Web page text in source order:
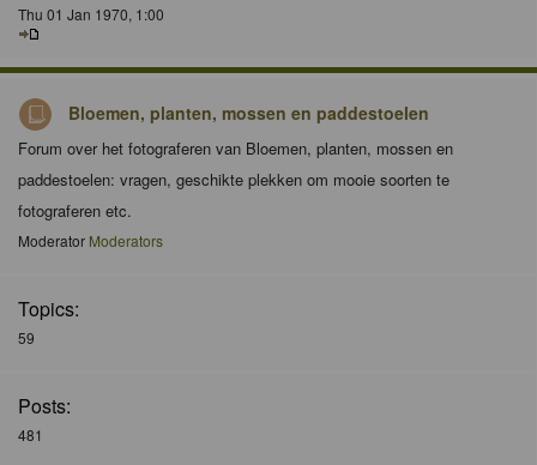
Thu 01 Jan 1970, 1:00
Bloemen, planten, mossen en paddestoelen
Forum over het fotograferen van Bloemen, planten, mossen en
paddestoelen: vragen, geschikte plekken om mooie soorten te
fotograferen etc.
Moderator Moderators
Topics:
59
Posts:
481